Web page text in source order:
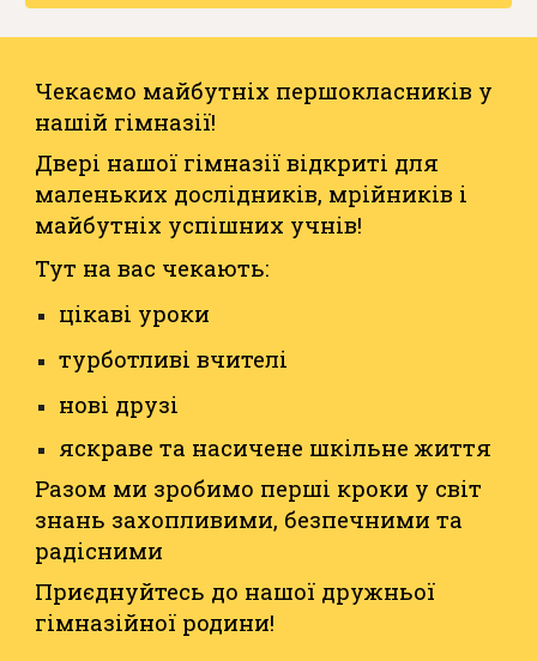
Чекаємо майбутніх першокласників у
нашій гімназії!
Двері нашої гімназії відкриті для
маленьких дослідників, мрійників і
майбутніх успішних учнів!
Тут на вас чекають:
цікаві уроки
турботливі вчителі
нові друзі
яскраве та насичене шкільне життя
Разом ми зробимо перші кроки у світ
знань захопливими, безпечними та
радісними
Приєднуйтесь до нашої дружньої
гімназійної родини!